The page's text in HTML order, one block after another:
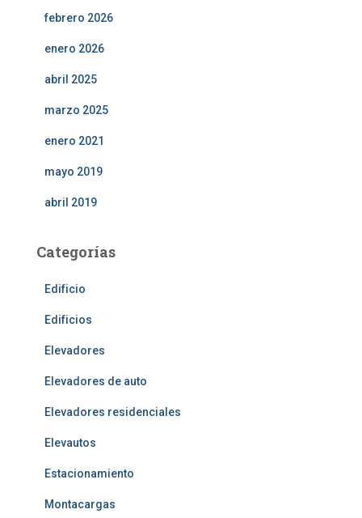
febrero 2026
enero 2026
abril 2025
marzo 2025
enero 2021
mayo 2019
abril 2019
Categorías
Edificio
Edificios
Elevadores
Elevadores de auto
Elevadores residenciales
Elevautos
Estacionamiento
Montacargas